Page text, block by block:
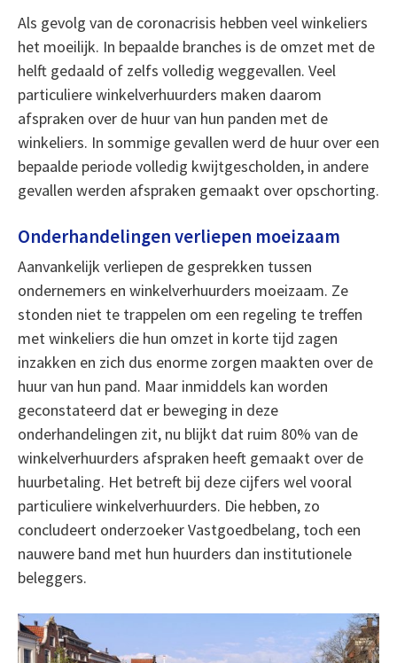
Als gevolg van de coronacrisis hebben veel winkeliers
het moeilijk. In bepaalde branches is de omzet met de
helft gedaald of zelfs volledig weggevallen. Veel
particuliere winkelverhuurders maken daarom
afspraken over de huur van hun panden met de
winkeliers. In sommige gevallen werd de huur over een
bepaalde periode volledig kwijtgescholden, in andere
gevallen werden afspraken gemaakt over opschorting.
Onderhandelingen verliepen moeizaam
Aanvankelijk verliepen de gesprekken tussen
ondernemers en winkelverhuurders moeizaam. Ze
stonden niet te trappelen om een regeling te treffen
met winkeliers die hun omzet in korte tijd zagen
inzakken en zich dus enorme zorgen maakten over de
huur van hun pand. Maar inmiddels kan worden
geconstateerd dat er beweging in deze
onderhandelingen zit, nu blijkt dat ruim 80% van de
winkelverhuurders afspraken heeft gemaakt over de
huurbetaling. Het betreft bij deze cijfers wel vooral
particuliere winkelverhuurders. Die hebben, zo
concludeert onderzoeker Vastgoedbelang, toch een
nauwere band met hun huurders dan institutionele
beleggers.